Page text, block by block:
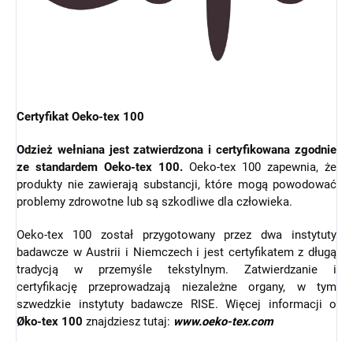
Certyfikat Oeko-tex 100
Odzież wełniana jest zatwierdzona i certyfikowana zgodnie
ze standardem Oeko-tex 100. Oeko-tex 100 zapewnia, że
produkty nie zawierają substancji, które mogą powodować
problemy zdrowotne lub są szkodliwe dla człowieka.
Oeko-tex 100 został przygotowany przez dwa instytuty
badawcze w Austrii i Niemczech i jest certyfikatem z długą
tradycją w przemyśle tekstylnym. Zatwierdzanie i
certyfikację przeprowadzają niezależne organy, w tym
szwedzkie instytuty badawcze RISE. Więcej informacji o
Øko-tex 100 znajdziesz tutaj: www.oeko-tex.com